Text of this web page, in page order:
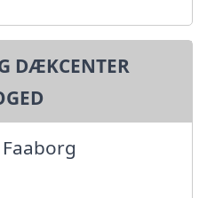
DÆKCENTER